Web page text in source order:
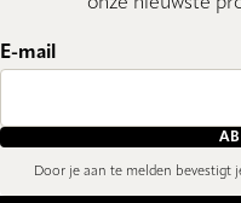
onze nieuwste
E-mail
Door je aan te melden bevestigt